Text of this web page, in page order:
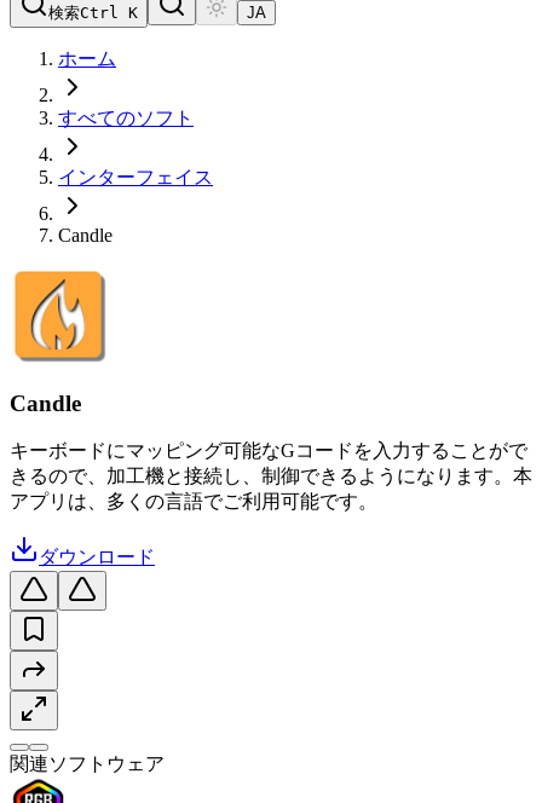
検索Ctrl K JA
ホーム
すべてのソフト
インターフェイス
Candle
Candle
キーボードにマッピング可能なGコードを入力することがで
きるので、加工機と接続し、制御できるようになります。本
アプリは、多くの言語でご利用可能です。
ダウンロード
関連ソフトウェア